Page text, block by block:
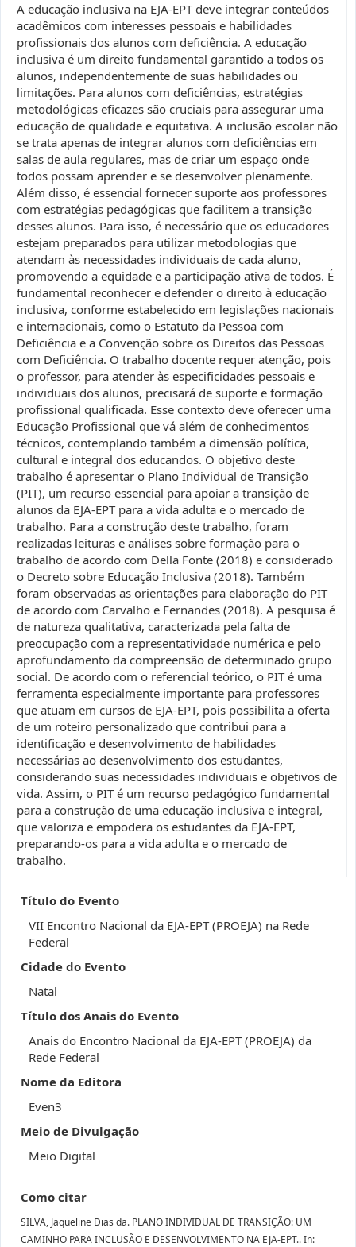
A educação inclusiva na EJA-EPT deve integrar conteúdos
acadêmicos com interesses pessoais e habilidades
profissionais dos alunos com deficiência. A educação
inclusiva é um direito fundamental garantido a todos os
alunos, independentemente de suas habilidades ou
limitações. Para alunos com deficiências, estratégias
metodológicas eficazes são cruciais para assegurar uma
educação de qualidade e equitativa. A inclusão escolar não
se trata apenas de integrar alunos com deficiências em
salas de aula regulares, mas de criar um espaço onde
todos possam aprender e se desenvolver plenamente.
Além disso, é essencial fornecer suporte aos professores
com estratégias pedagógicas que facilitem a transição
desses alunos. Para isso, é necessário que os educadores
estejam preparados para utilizar metodologias que
atendam às necessidades individuais de cada aluno,
promovendo a equidade e a participação ativa de todos. É
fundamental reconhecer e defender o direito à educação
inclusiva, conforme estabelecido em legislações nacionais
e internacionais, como o Estatuto da Pessoa com
Deficiência e a Convenção sobre os Direitos das Pessoas
com Deficiência. O trabalho docente requer atenção, pois
o professor, para atender às especificidades pessoais e
individuais dos alunos, precisará de suporte e formação
profissional qualificada. Esse contexto deve oferecer uma
Educação Profissional que vá além de conhecimentos
técnicos, contemplando também a dimensão política,
cultural e integral dos educandos. O objetivo deste
trabalho é apresentar o Plano Individual de Transição
(PIT), um recurso essencial para apoiar a transição de
alunos da EJA-EPT para a vida adulta e o mercado de
trabalho. Para a construção deste trabalho, foram
realizadas leituras e análises sobre formação para o
trabalho de acordo com Della Fonte (2018) e considerado
o Decreto sobre Educação Inclusiva (2018). Também
foram observadas as orientações para elaboração do PIT
de acordo com Carvalho e Fernandes (2018). A pesquisa é
de natureza qualitativa, caracterizada pela falta de
preocupação com a representatividade numérica e pelo
aprofundamento da compreensão de determinado grupo
social. De acordo com o referencial teórico, o PIT é uma
ferramenta especialmente importante para professores
que atuam em cursos de EJA-EPT, pois possibilita a oferta
de um roteiro personalizado que contribui para a
identificação e desenvolvimento de habilidades
necessárias ao desenvolvimento dos estudantes,
considerando suas necessidades individuais e objetivos de
vida. Assim, o PIT é um recurso pedagógico fundamental
para a construção de uma educação inclusiva e integral,
que valoriza e empodera os estudantes da EJA-EPT,
preparando-os para a vida adulta e o mercado de
trabalho.
Título do Evento
VII Encontro Nacional da EJA-EPT (PROEJA) na Rede
Federal
Cidade do Evento
Natal
Título dos Anais do Evento
Anais do Encontro Nacional da EJA-EPT (PROEJA) da
Rede Federal
Nome da Editora
Even3
Meio de Divulgação
Meio Digital
Como citar
SILVA, Jaqueline Dias da. PLANO INDIVIDUAL DE TRANSIÇÃO: UM
CAMINHO PARA INCLUSÃO E DESENVOLVIMENTO NA EJA-EPT.. In: